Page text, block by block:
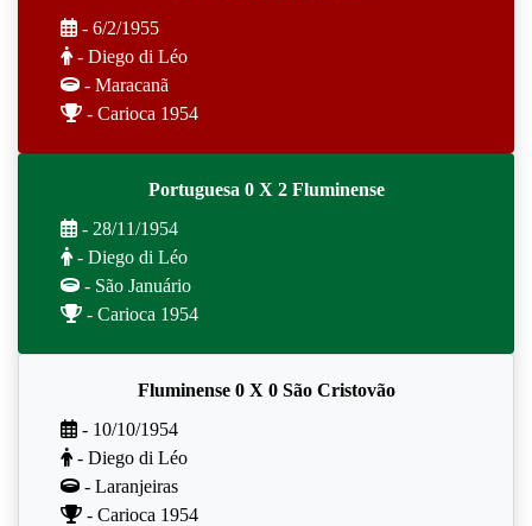
- 6/2/1955
- Diego di Léo
- Maracanã
- Carioca 1954
Portuguesa 0 X 2 Fluminense
- 28/11/1954
- Diego di Léo
- São Januário
- Carioca 1954
Fluminense 0 X 0 São Cristovão
- 10/10/1954
- Diego di Léo
- Laranjeiras
- Carioca 1954